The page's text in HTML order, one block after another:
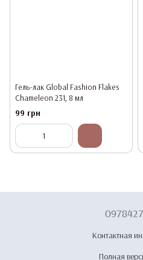
Гель-лак Global Fashion Flakes
Chameleon 231, 8 мл
99 грн
Контактная
Полная